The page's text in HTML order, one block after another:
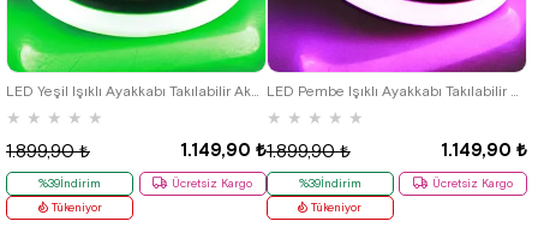
★ ★ ★ ★ ★
1.149,90 ₺
1.899,90 ₺
%39İndirim
Ücretsiz Kargo
Tükeniyor
★ ★ ★ ★ ★
1.149,90 ₺
1.899,90 ₺
%39İndirim
Ücretsiz Kargo
Tükeniyor